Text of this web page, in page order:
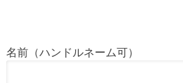
名前（ハンドルネーム可）